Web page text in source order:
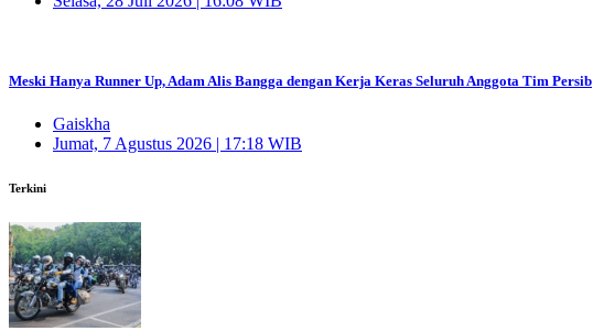
Meski Hanya Runner Up, Adam Alis Bangga dengan Kerja Keras Seluruh Anggota Tim Persib
Gaiskha
Jumat, 7 Agustus 2026 | 17:18 WIB
Terkini